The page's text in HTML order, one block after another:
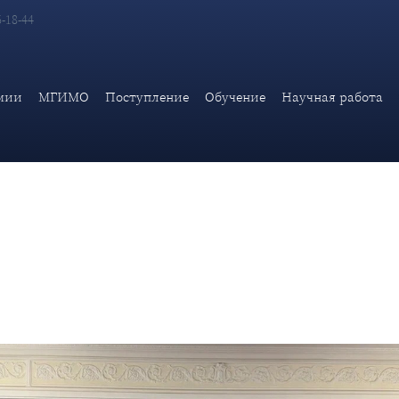
18-44
МГИМО Поступление Обучение Научная работа